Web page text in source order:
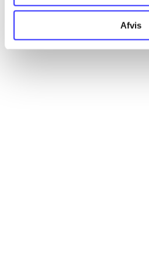
Afvis
Artikler
Alle registrerede artikler fordelt